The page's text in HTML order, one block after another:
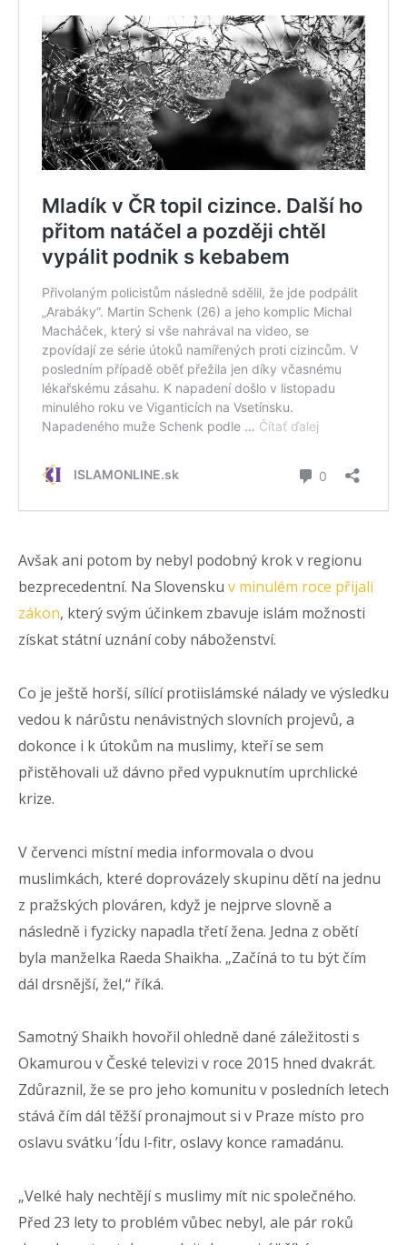
Avšak ani potom by nebyl podobný krok v regionu
bezprecedentní. Na Slovensku v minulém roce přijali
zákon, který svým účinkem zbavuje islám možnosti
získat státní uznání coby náboženství.
Co je ještě horší, sílící protiislámské nálady ve výsledku
vedou k nárůstu nenávistných slovních projevů, a
dokonce i k útokům na muslimy, kteří se sem
přistěhovali už dávno před vypuknutím uprchlické
krize.
V červenci místní media informovala o dvou
muslimkách, které doprovázely skupinu dětí na jednu
z pražských plováren, když je nejprve slovně a
následně i fyzicky napadla třetí žena. Jedna z obětí
byla manželka Raeda Shaikha. „Začíná to tu být čím
dál drsnější, žel,“ říká.
Samotný Shaikh hovořil ohledně dané záležitosti s
Okamurou v České televizi v roce 2015 hned dvakrát.
Zdůraznil, že se pro jeho komunitu v posledních letech
stává čím dál těžší pronajmout si v Praze místo pro
oslavu svátku ’Ídu l-fitr, oslavy konce ramadánu.
„Velké haly nechtějí s muslimy mít nic společného.
Před 23 lety to problém vůbec nebyl, ale pár roků